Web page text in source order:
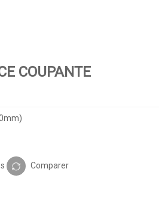
COUPANTE
Comparer